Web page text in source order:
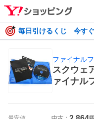
毎日引けるくじ 今す
ファイナル
スクウェ
ァイナル